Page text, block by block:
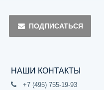
ПОДПИСАТЬСЯ
НАШИ КОНТАКТЫ
+7 (495) 755-19-93